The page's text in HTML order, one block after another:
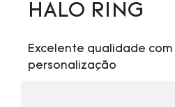
HALO RING
Excelente qualidade
personalização